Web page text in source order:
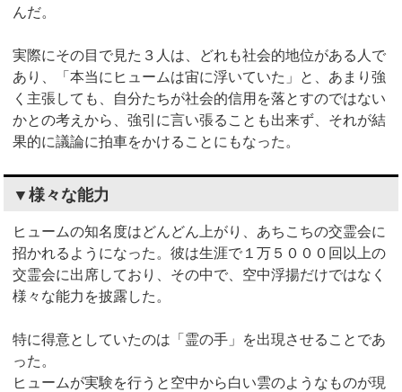
んだ。
実際にその目で見た３人は、どれも社会的地位がある人で
あり、「本当にヒュームは宙に浮いていた」と、あまり強
く主張しても、自分たちが社会的信用を落とすのではない
かとの考えから、強引に言い張ることも出来ず、それが結
果的に議論に拍車をかけることにもなった。
▼様々な能力
ヒュームの知名度はどんどん上がり、あちこちの交霊会に
招かれるようになった。彼は生涯で１万５０００回以上の
交霊会に出席しており、その中で、空中浮揚だけではなく
様々な能力を披露した。
特に得意としていたのは「霊の手」を出現させることであ
った。
ヒュームが実験を行うと空中から白い雲のようなものが現